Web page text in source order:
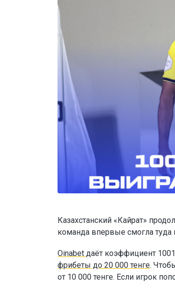
Казахстанский «Кайрат»
команда впервые смогла туда
Oinabet даёт коэффициент
фрибеты до 20 000 тенге.
от 10 000 тенге. Если игрок